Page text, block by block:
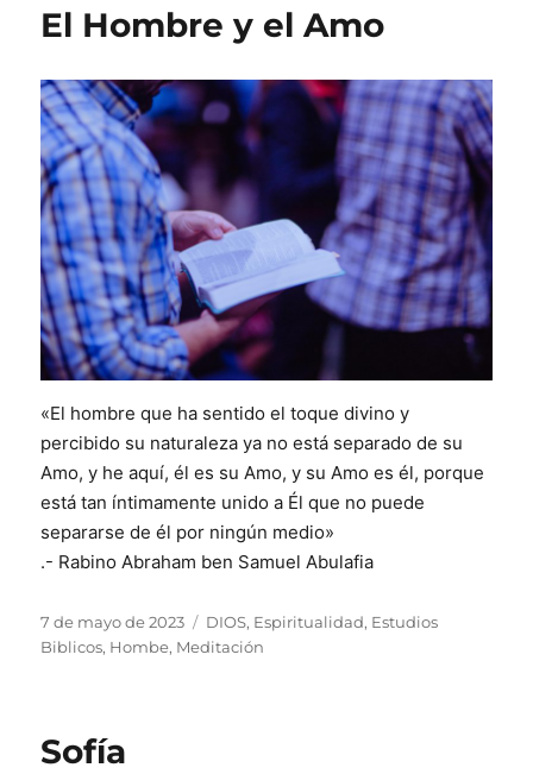
El Hombre y el Amo
«El hombre que ha sentido el toque divino y
percibido su naturaleza ya no está separado de su
Amo, y he aquí, él es su Amo, y su Amo es él, porque
está tan íntimamente unido a Él que no puede
separarse de él por ningún medio»
.- Rabino Abraham ben Samuel Abulafia
Publicado
el
7 de mayo de 2023 Categorías
DIOS, Espiritualidad, Estudios
Biblicos, Hombe, Meditación
Sofía